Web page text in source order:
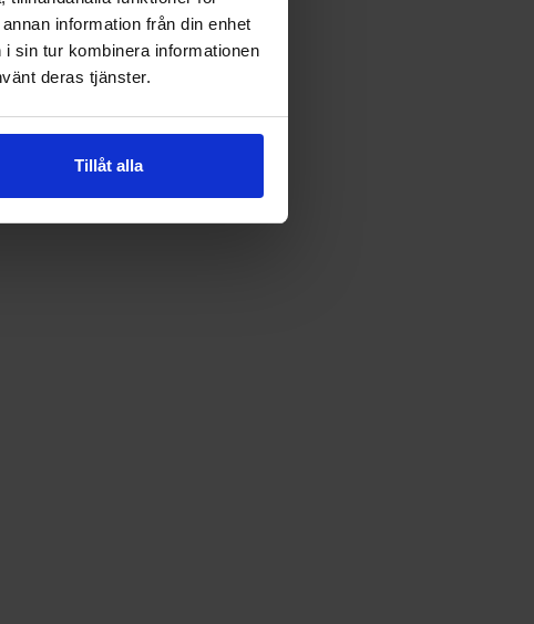
information från din enhet
sin tur kombinera informationen
deras tjänster.
Tillåt alla